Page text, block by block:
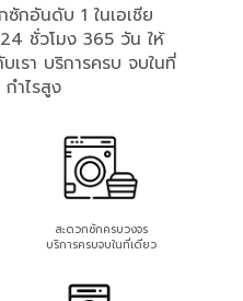
กอันดับ 1 ในเอเชีย
ชั่วโมง 365 วัน ให้
รา บริการครบ จบในที่
ำไรสูง
สะดวกซักครบวงจร
บริการครบจบในที่เดียว